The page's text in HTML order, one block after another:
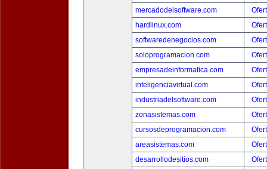
mercadodelsoftware.com
hardlinux.com
softwaredenegocios.com
soloprogramacion.com
empresadeinformatica.com
inteligenciavirtual.com
industriadelsoftware.com
zonasistemas.com
cursosdeprogramacion.com
areasistemas.com
desarrollodesitios.com